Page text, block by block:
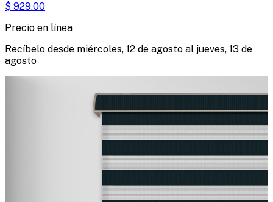
$ 929.00
Precio en línea
Recíbelo desde miércoles, 12 de agosto al jueves, 13 de
agosto